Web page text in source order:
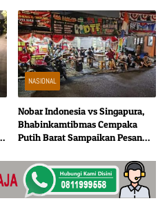
NASIONAL
Nobar Indonesia vs Singapura,
Bhabinkamtibmas Cempaka
Putih Barat Sampaikan Pesan